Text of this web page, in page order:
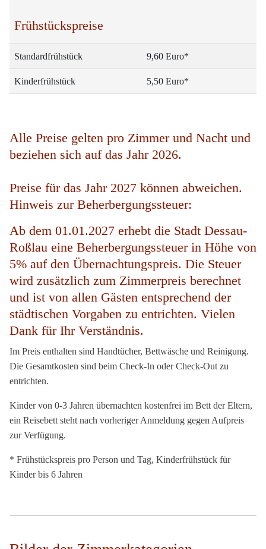
Frühstückspreise
Standardfrühstück 9,60 Euro*
Kinderfrühstück 5,50 Euro*
Alle Preise gelten pro Zimmer und Nacht und
beziehen sich auf das Jahr 2026.
Preise für das Jahr 2027 können abweichen.
Hinweis zur Beherbergungssteuer:
Ab dem 01.01.2027 erhebt die Stadt Dessau-
Roßlau eine Beherbergungssteuer in Höhe von
5% auf den Übernachtungspreis. Die Steuer
wird zusätzlich zum Zimmerpreis berechnet
und ist von allen Gästen entsprechend der
städtischen Vorgaben zu entrichten. Vielen
Dank für Ihr Verständnis.
Im Preis enthalten sind Handtücher, Bettwäsche und Reinigung.
Die Gesamtkosten sind beim Check-In oder Check-Out zu
entrichten.
Kinder von 0-3 Jahren übernachten kostenfrei im Bett der Eltern,
ein Reisebett steht nach vorheriger Anmeldung gegen Aufpreis
zur Verfügung.
* Frühstückspreis pro Person und Tag, Kinderfrühstück für
Kinder bis 6 Jahren